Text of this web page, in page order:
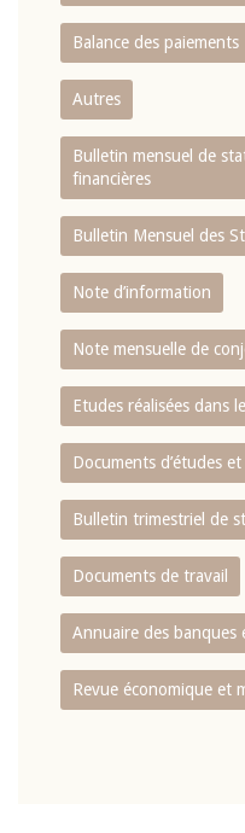
Balance des paiements
Autres
Bulletin mensuel de
financières
Bulletin Mensuel des
Note d’information
Note mensuelle de
Etudes réalisées dans
Documents d’études
Bulletin trimestriel de
Documents de travail
Annuaire des banques
Revue économique et